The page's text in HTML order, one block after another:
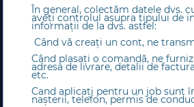
În general, colectăm datele dvs.
aveți controlul asupra tipului de
informații de la dvs. astfel:
Când vă creați un cont, ne
Când plasați o comandă, ne
adresa de livrare, detalii de
etc.
Cand aplicați pentru un job sunt
nașterii, telefon, permis de